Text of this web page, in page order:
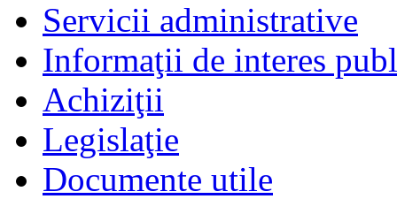
Servicii administrative
Informaţii de interes
Achiziţii
Legislaţie
Documente utile